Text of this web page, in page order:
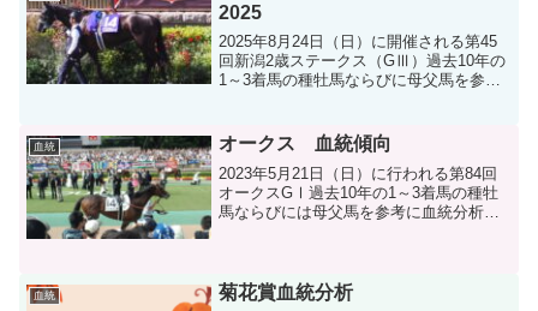
2025
2025年8月24日（日）に開催される第45
回新潟2歳ステークス（GⅢ）過去10年の
1～3着馬の種牡馬ならびに母父馬を参考
血統 オークス 血統傾向
2023年5月21日（日）に行われる第84回
オークスGⅠ過去10年の1～3着馬の種牡
馬ならびには母父馬を参考に血統分析を
血統 菊花賞血統分析